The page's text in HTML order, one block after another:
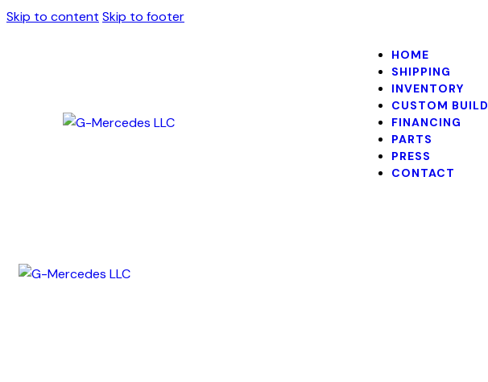
Skip to content Skip to footer
HOME
SHIPPING
INVENTORY
CUSTOM BUILD
FINANCING
PARTS
PRESS
CONTACT